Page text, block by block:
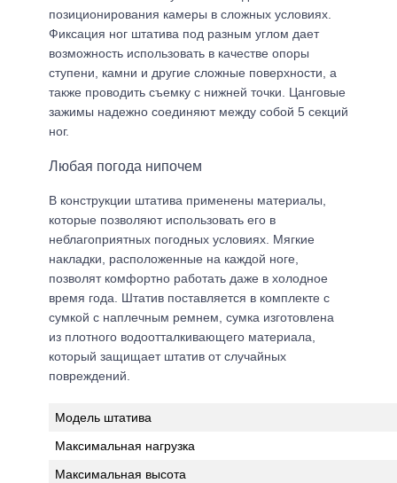
позиционирования камеры в сложных условиях.
Фиксация ног штатива под разным углом дает
возможность использовать в качестве опоры
ступени, камни и другие сложные поверхности, а
также проводить съемку с нижней точки. Цанговые
зажимы надежно соединяют между собой 5 секций
ног.
Любая погода нипочем
В конструкции штатива применены материалы,
которые позволяют использовать его в
неблагоприятных погодных условиях. Мягкие
накладки, расположенные на каждой ноге,
позволят комфортно работать даже в холодное
время года. Штатив поставляется в комплекте с
сумкой с наплечным ремнем, сумка изготовлена
из плотного водоотталкивающего материала,
который защищает штатив от случайных
повреждений.
Модель штатива
Максимальная нагрузка
Максимальная высота